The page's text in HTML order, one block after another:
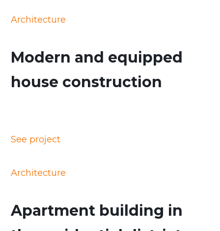
Architecture
Modern and equipped
house construction
See project
Architecture
Apartment building in